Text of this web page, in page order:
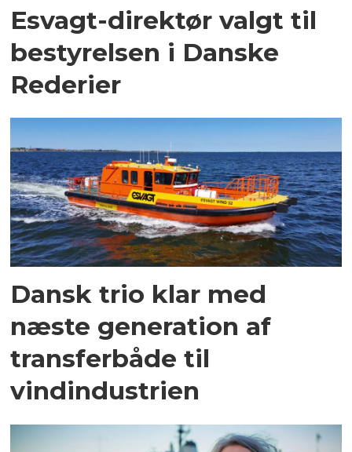
Esvagt-direktør valgt til
bestyrelsen i Danske
Rederier
Dansk trio klar med
næste generation af
transferbåde til
vindindustrien